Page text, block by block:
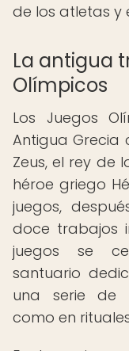
de los atletas y
La antigua
Olímpicos
Los Juegos
Antigua
Zeus, el rey de
héroe griego
juegos,
doce trabajos
juegos se
santuario
una serie de
como en